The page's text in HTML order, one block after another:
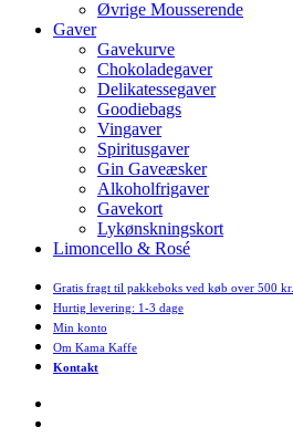
Øvrige Mousserende
Gaver
Gavekurve
Chokoladegaver
Delikatessegaver
Goodiebags
Vingaver
Spiritusgaver
Gin Gaveæsker
Alkoholfrigaver
Gavekort
Lykønskningskort
Limoncello & Rosé
Gratis fragt til pakkeboks ved køb over 500 kr.
Hurtig levering: 1-3 dage
Min konto
Om Kama Kaffe
Kontakt